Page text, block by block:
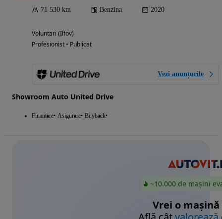
71 530 km Benzina 2020
Voluntari (Ilfov)
Profesionist • Publicat
Vezi anunțurile
Showroom Auto United Drive
Finantare Asigurare Buyback
~10.000 de mașini
Vrei o mașină